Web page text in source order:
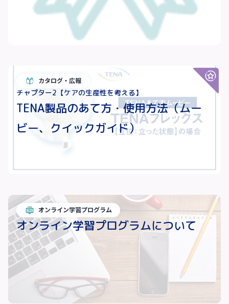
カタログ・広報
チャプター2【ケアの生産性を考える】
TENA製品のあて方・使用方法（ムー
ビー、クイックガイド）
オンライン学習プログラム
オンライン学習プログラムについて